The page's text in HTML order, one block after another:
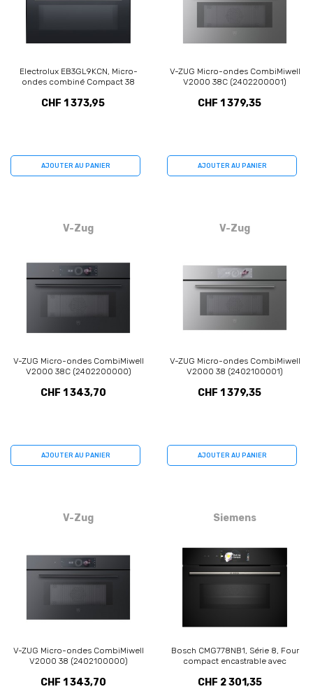
Electrolux EB3GL9KCN, Micro-
ondes combiné Compact 38
CHF 1 373,95
AJOUTER AU PANIER
V-ZUG Micro-ondes CombiMiwell
V2000 38C (2402200001)
CHF 1 379,35
AJOUTER AU PANIER
V-Zug
V-ZUG Micro-ondes CombiMiwell
V2000 38C (2402200000)
CHF 1 343,70
AJOUTER AU PANIER
V-Zug
V-ZUG Micro-ondes CombiMiwell
V2000 38 (2402100001)
CHF 1 379,35
AJOUTER AU PANIER
V-Zug
V-ZUG Micro-ondes CombiMiwell
V2000 38 (2402100000)
CHF 1 343,70
Siemens
Bosch CMG778NB1, Série 8, Four
compact encastrable avec
cm, Noir
CHF 2 301,35